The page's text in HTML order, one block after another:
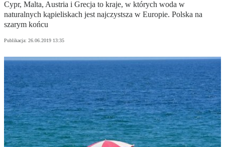
Cypr, Malta, Austria i Grecja to kraje, w których woda w
naturalnych kąpieliskach jest najczystsza w Europie. Polska na
szarym końcu
Publikacja: 26.06.2019 13:35